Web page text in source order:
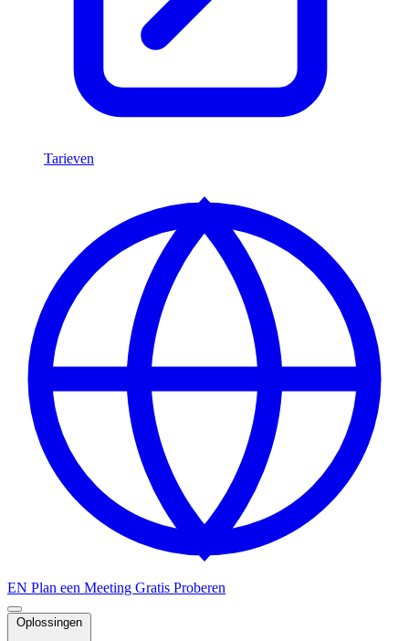
Tarieven
EN Plan een Meeting Gratis Proberen